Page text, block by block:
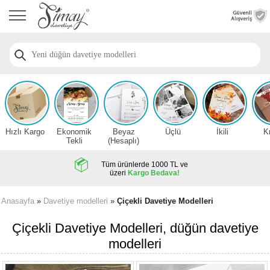
Anasayfa
Davetiye
Nişan
Davetiye
Modelleri
Düğün
Örnekleri
Hesaplı
Hızlı Kargo
Ekonomik
Tekli
Beyaz
(Hesaplı)
Üçlü İkili
Tüm ürünlerde 1000 TL ve
üzeri Kargo Bedava!
Anasayfa » Davetiye modelleri » Çiçekli Davetiye Modelleri
Çiçekli Davetiye Modelleri, düğün davetiye
modelleri